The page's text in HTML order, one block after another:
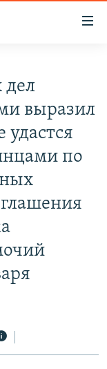
выразил
удастся
по